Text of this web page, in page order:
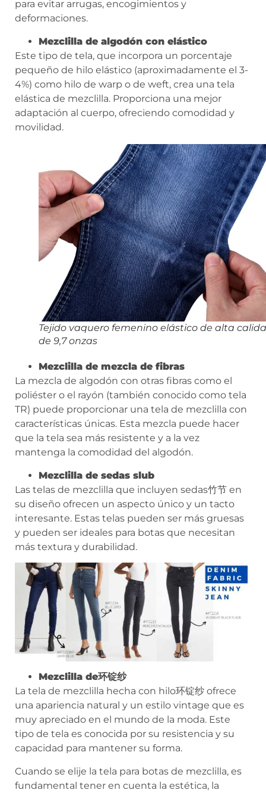
para evitar arrugas, encogimientos y
deformaciones.
Mezclilla de algodón con elástico
Este tipo de tela, que incorpora un porcentaje
pequeño de hilo elástico (aproximadamente el 3-
4%) como hilo de warp o de weft, crea una tela
elástica de mezclilla. Proporciona una mejor
adaptación al cuerpo, ofreciendo comodidad y
movilidad.
Tejido vaquero femenino elástico de alta
de 9,7 onzas
Mezclilla de mezcla de fibras
La mezcla de algodón con otras fibras como el
poliéster o el rayón (también conocido como tela
TR) puede proporcionar una tela de mezclilla con
características únicas. Esta mezcla puede hacer
que la tela sea más resistente y a la vez
mantenga la comodidad del algodón.
Mezclilla de sedas slub
Las telas de mezclilla que incluyen sedas竹节 en
su diseño ofrecen un aspecto único y un tacto
interesante. Estas telas pueden ser más gruesas
y pueden ser ideales para botas que necesitan
más textura y durabilidad.
Mezclilla de环锭纱
La tela de mezclilla hecha con hilo环锭纱 ofrece
una apariencia natural y un estilo vintage que es
muy apreciado en el mundo de la moda. Este
tipo de tela es conocida por su resistencia y su
capacidad para mantener su forma.
Cuando se elije la tela para botas de mezclilla, es
fundamental tener en cuenta la estética, la